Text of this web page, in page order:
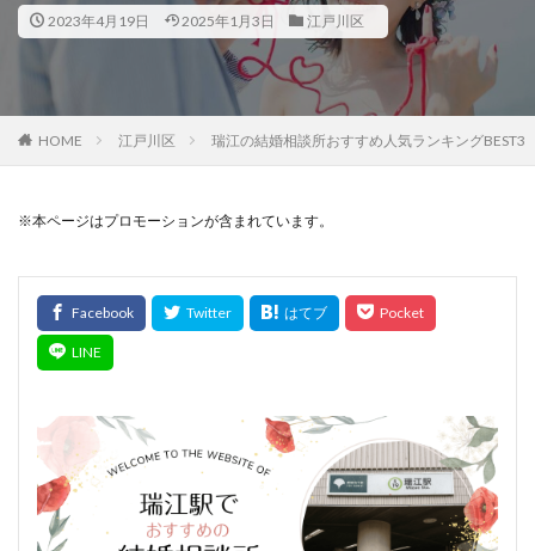
2023年4月19日 2025年1月3日 江戸川区
HOME 江戸川区 瑞江の結婚相談所おすすめ人気ランキングBEST3
※本ページはプロモーションが含まれています。